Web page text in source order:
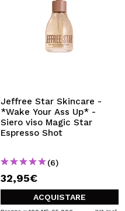
Jeffree Star Skincare -
*Wake Your Ass Up* -
Siero viso Magic Star
Espresso Shot
(6)
32,95€
ACQUISTARE